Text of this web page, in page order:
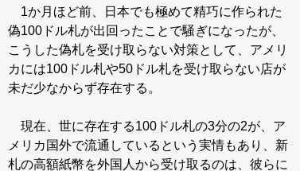
1か月ほど前、日本でも極めて精巧に作られた
偽100ドル札が出回ったことで騒ぎになったが、
こうした偽札を受け取らない対策として、アメリ
カには100ドル札や50ドル札を受け取らない店が
未だ少なからず存在する。
現在、世に存在する100ドル札の3分の2が、ア
メリカ国外で流通しているという実情もあり、新
札の高額紙幣を外国人から受け取るのは、彼らに